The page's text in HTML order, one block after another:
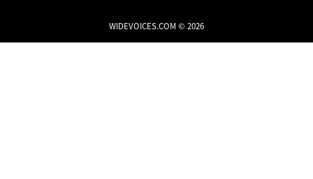
WIDEVOICES.COM © 2026